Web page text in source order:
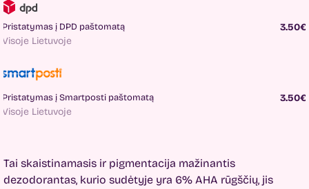
Pristatymas į DPD paštomatą
Visoje Lietuvoje
3.50€
Pristatymas į Smartposti paštomatą
Visoje Lietuvoje
3.50€
Tai skaistinamasis ir pigmentacija mažinantis
dezodorantas, kurio sudėtyje yra 6% AHA rūgščių, jis